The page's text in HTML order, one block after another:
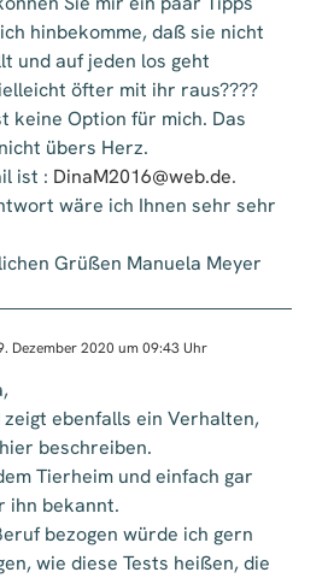
hinbekomme, daß sie nicht
und auf jeden los geht
öfter mit ihr raus????
keine Option für mich. Das
übers Herz.
ist : DinaM2016@web.de.
wäre ich Ihnen sehr sehr
Grüßen Manuela Meyer
Dezember 2020 um 09:43 Uhr
zeigt ebenfalls ein Verhalten,
beschreiben.
Tierheim und einfach gar
ihn bekannt.
bezogen würde ich gern
wie diese Tests heißen, die